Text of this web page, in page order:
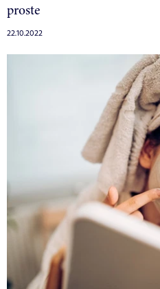
proste
22.10.2022